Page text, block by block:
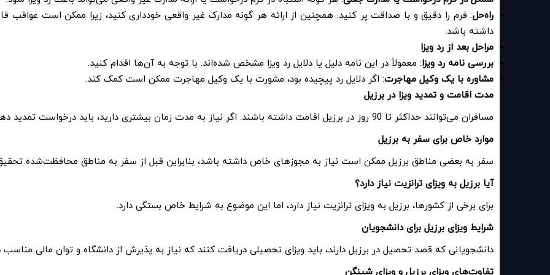
راه‌حل: فرم را دقیق و با صداقت پر کنید. همچنین از ارائه هر گونه مدارک غیر واقعی خودداری کنید، زیرا ممکن است عواقب
داشته باشد.
مراحل بعد از رد ویزا
بررسی نامه رد ویزا: معمولاً در این نامه دلیل یا دلایل رد ویزا مشخص شده‌اند. با توجه به آن‌ها اقدام کنید.
مشاوره با یک وکیل مهاجرت: اگر دلایل رد پیچیده بود، مشورت با یک وکیل مهاجرت ممکن است کمک کند.
مدت اقامت و تمدید ویزا در برزیل
مسافران می‌توانند حداکثر تا 90 روز در برزیل اقامت داشته باشند. اگر نیاز به مدت زمان بیشتری دارید، باید درخواست تمدید دهید
موارد خاص برای سفر به برزیل
سفر به بعضی مناطق برزیل ممکن است نیاز به مجوزهای خاص داشته باشد، بنابراین قبل از سفر به مناطق محافظت‌شده
آیا برزیل به ویزای ترانزیت نیاز دارد؟
برای برخی از کشورها، برزیل به ویزای ترانزیت نیاز دارد، اما این موضوع به شرایط خاص بستگی دارد.
شرایط ویزای برزیل برای دانشجویان
دانشجویانی که قصد تحصیل در برزیل دارند، باید ویزای تحصیلی دریافت کنند که نیاز به پذیرش از دانشگاه و توان مالی مناسب
تفاوت‌های ویزای برزیل و ویزای شینگن